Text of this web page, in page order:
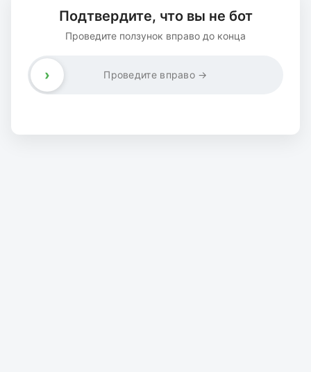
Подтвердите, что вы не бот
Проведите ползунок вправо до конца
Проведите вправо →
›